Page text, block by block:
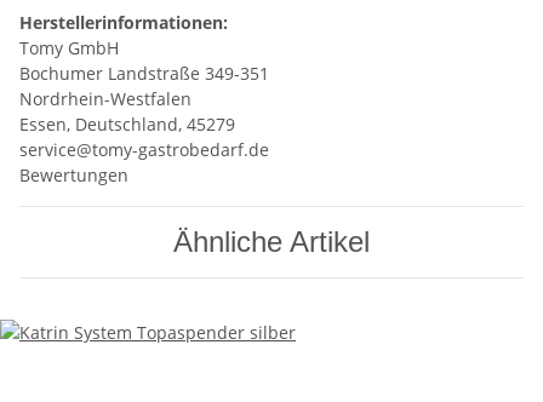
Herstellerinformationen:
Tomy GmbH
Bochumer Landstraße 349-351
Nordrhein-Westfalen
Essen, Deutschland, 45279
service@tomy-gastrobedarf.de
Bewertungen
Ähnliche Artikel